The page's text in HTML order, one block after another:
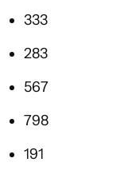
333
283
567
798
191